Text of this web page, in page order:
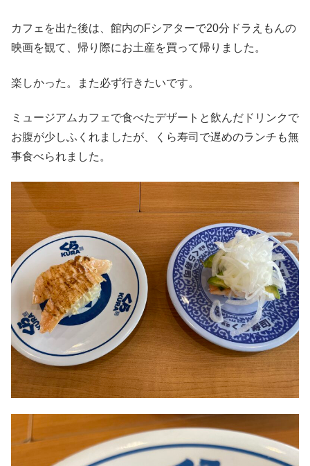
カフェを出た後は、館内のFシアターで20分ドラえもんの
映画を観て、帰り際にお土産を買って帰りました。
楽しかった。また必ず行きたいです。
ミュージアムカフェで食べたデザートと飲んだドリンクで
お腹が少しふくれましたが、くら寿司で遅めのランチも無
事食べられました。